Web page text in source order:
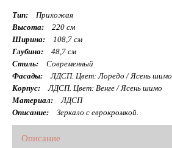
Тип:
Прихожая
Высота:
220 см
Ширина:
108,7 см
Глубина:
48,7 см
Стиль:
Современный
Фасады:
ЛДСП. Цвет: Лоредо / Ясень шимо
Корпус:
ЛДСП. Цвет: Венге / Ясень шимо
Материал:
ЛДСП
Описание:
Зеркало с еврокромкой.
Описание